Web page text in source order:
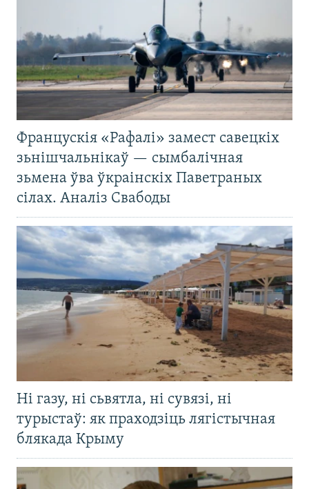
Францускія «Рафалі» замест савецкіх
зьнішчальнікаў — сымбалічная
зьмена ўва ўкраінскіх Паветраных
сілах. Аналіз Свабоды
Ні газу, ні сьвятла, ні сувязі, ні
турыстаў: як праходзіць лягістычная
блякада Крыму